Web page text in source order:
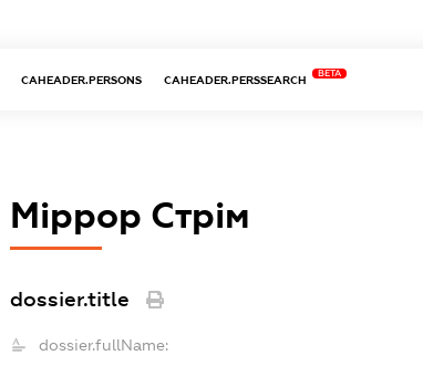
CAHEADER.PERSONS CAHEADER.PERSSEARCH
BETA
Міррор Стрім
dossier.title
dossier.fullName: